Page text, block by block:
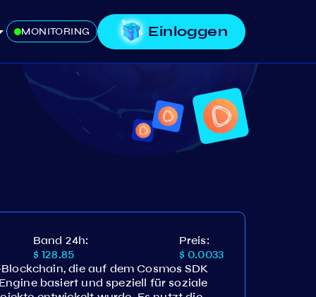
MONITORING Einloggen
Band 24h:
$ 128.85
Preis:
$ 0.0033
die auf dem Cosmos SDK
basiert und speziell für soziale